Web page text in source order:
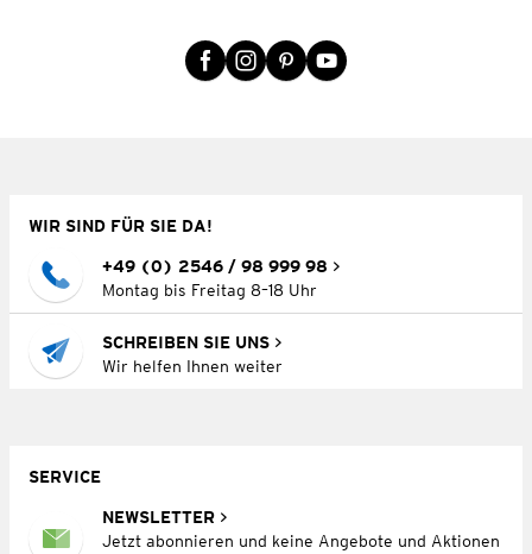
WIR SIND FÜR SIE DA!
+49 (0) 2546 / 98 999 98
Montag bis Freitag 8–18 Uhr
SCHREIBEN SIE UNS
Wir helfen Ihnen weiter
SERVICE
NEWSLETTER
Jetzt abonnieren und keine Angebote und Aktionen